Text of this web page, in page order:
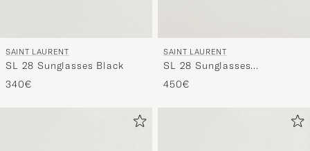
SAINT LAURENT
SL 28 Sunglasses Black
340€
SAINT LAURENT
SL 28 Sunglasses
Black/Grey
450€